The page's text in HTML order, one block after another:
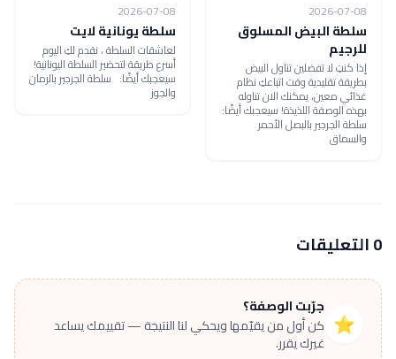
2026-07-08
سلطة البيض المسلوق
للرجيم
إذا كنتِ لا تفضلين تناول البيض
بطريقة تقليدية وقت اتباعكِ نظام
غذائي معين، يمكنك الان تناوله
بهذه الوصفة اللذيذة! سيعجبك أيضًا:
سلطة الجرجير بالبصل الأحمر
والسماق
2026-07-08
سلطة يونانية لايت
لعاشقات السلطة ، نقدم لكِ اليوم
أسرع طريقة لتحضير السلطة اليونانية!
سيعجبك أيضًا: سلطة الجرجير بالرمان
والجوز
0 التعليقات
⭐
جرّبت الوصفة؟
كن أول من يقيّمها ويحكي لنا النتيجة — تقييمك يساعد
غيرك يقرر.